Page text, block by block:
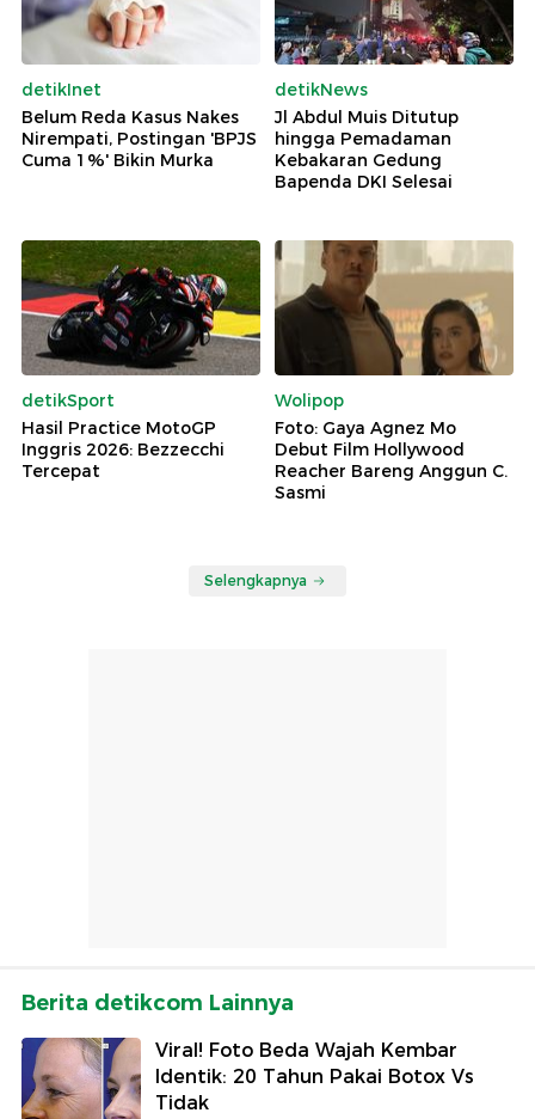
detikInet
Belum Reda Kasus Nakes
Nirempati, Postingan 'BPJS
Cuma 1%' Bikin Murka
detikNews
Jl Abdul Muis Ditutup
hingga Pemadaman
Kebakaran Gedung
Bapenda DKI Selesai
detikSport
Hasil Practice MotoGP
Inggris 2026: Bezzecchi
Tercepat
Wolipop
Foto: Gaya Agnez Mo
Debut Film Hollywood
Reacher Bareng Anggun C.
Sasmi
Selengkapnya
Berita detikcom Lainnya
Viral! Foto Beda Wajah Kembar
Identik: 20 Tahun Pakai Botox Vs
Tidak